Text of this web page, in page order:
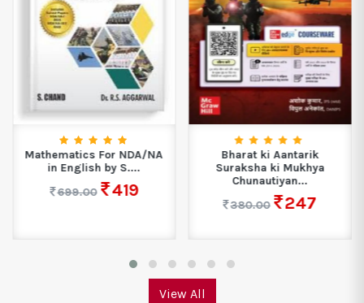
Mathematics For NDA/NA
in English by S....
699.00
419
Bharat ki Aantarik
Suraksha ki Mukhya
Chunautiyan...
380.00
247
View All